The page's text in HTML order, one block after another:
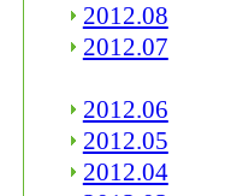
2012.08
2012.07
2012.06
2012.05
2012.04